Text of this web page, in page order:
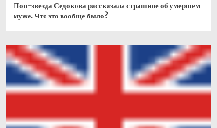
Поп-звезда Седокова рассказала страшное об умершем
муже. Что это вообще было?